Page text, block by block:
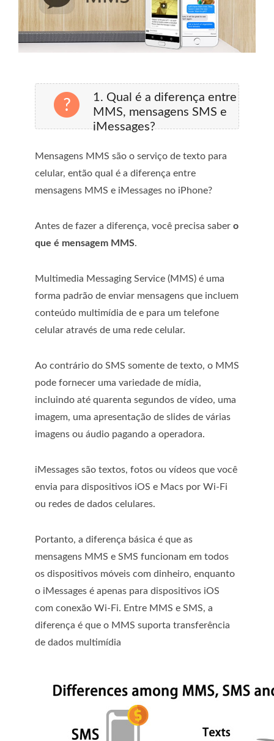
1. Qual é a diferença entre
MMS, mensagens SMS e
iMessages?
Mensagens MMS são o serviço de texto para
celular, então qual é a diferença entre
mensagens MMS e iMessages no iPhone?
Antes de fazer a diferença, você precisa saber o
que é mensagem MMS.
Multimedia Messaging Service (MMS) é uma
forma padrão de enviar mensagens que incluem
conteúdo multimídia de e para um telefone
celular através de uma rede celular.
Ao contrário do SMS somente de texto, o MMS
pode fornecer uma variedade de mídia,
incluindo até quarenta segundos de vídeo, uma
imagem, uma apresentação de slides de várias
imagens ou áudio pagando a operadora.
iMessages são textos, fotos ou vídeos que você
envia para dispositivos iOS e Macs por Wi-Fi
ou redes de dados celulares.
Portanto, a diferença básica é que as
mensagens MMS e SMS funcionam em todos
os dispositivos móveis com dinheiro, enquanto
o iMessages é apenas para dispositivos iOS
com conexão Wi-Fi. Entre MMS e SMS, a
diferença é que o MMS suporta transferência
de dados multimídia